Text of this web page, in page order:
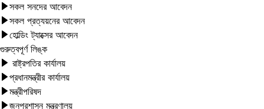
সকল সনদের আবেদন
সকল প্রত্যয়নের আবেদন
হোল্ডিং ট্যাক্সের আবেদন
গুরুত্বপূর্ণ লিঙ্ক
রাষ্ট্রপতির কার্যালয়
প্রধানমন্ত্রীর কার্যালয়
মন্ত্রীপরিষদ
জনপ্রশাসন মন্ত্রণালয়